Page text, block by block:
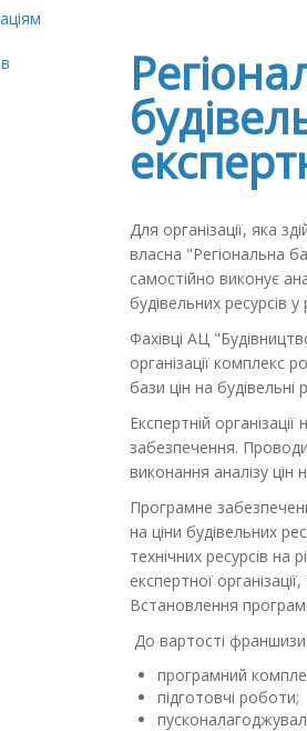
Для організації, яка
власна "Регіональна
самостійно виконує
будівельних ресурсів у
Фахівці АЦ
організації комплекс
бази цін на будівельні
Експертній
забезпечення.
виконання аналізу цін
Програмне
на ціни будівельних
технічних ресурсів на
експертної
Встановлення
До вартості
програмний
підготовчі роботи;